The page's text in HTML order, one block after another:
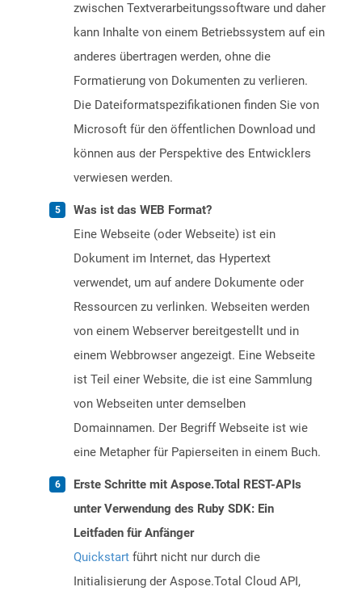
zwischen Textverarbeitungssoftware und daher
kann Inhalte von einem Betriebssystem auf ein
anderes übertragen werden, ohne die
Formatierung von Dokumenten zu verlieren.
Die Dateiformatspezifikationen finden Sie von
Microsoft für den öffentlichen Download und
können aus der Perspektive des Entwicklers
verwiesen werden.
Was ist das WEB Format?
Eine Webseite (oder Webseite) ist ein
Dokument im Internet, das Hypertext
verwendet, um auf andere Dokumente oder
Ressourcen zu verlinken. Webseiten werden
von einem Webserver bereitgestellt und in
einem Webbrowser angezeigt. Eine Webseite
ist Teil einer Website, die ist eine Sammlung
von Webseiten unter demselben
Domainnamen. Der Begriff Webseite ist wie
eine Metapher für Papierseiten in einem Buch.
Erste Schritte mit Aspose.Total REST-APIs
unter Verwendung des Ruby SDK: Ein
Leitfaden für Anfänger
Quickstart führt nicht nur durch die
Initialisierung der Aspose.Total Cloud API,